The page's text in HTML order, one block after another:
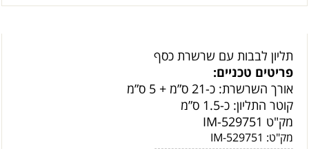
תליון לבבות עם שרשרת כסף
פריטים טכניים:
אורך השרשרת: כ-21 ס”מ + 5 ס”מ
קוטר התליון: כ-1.5 ס”מ
מק"ט IM-529751
מק"ט: IM-529751